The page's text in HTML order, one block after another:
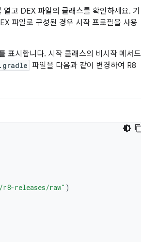
고 DEX 파일의 클래스를 확인하세요. 기
파일로 구성된 경우 시작 프로필을 사용
표시합니다. 시작 클래스의 비시작 메서드
파일을 다음과 같이 변경하여 R8
releases/raw" )